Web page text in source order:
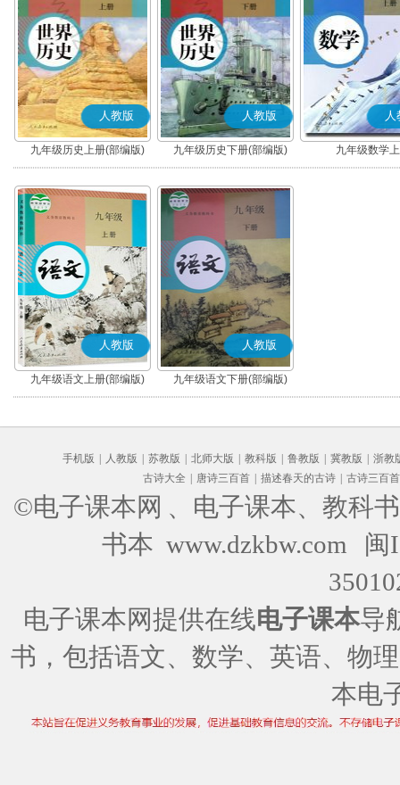
人教版
九年级历史上册(部编版)
人教版
九年级历史下册(部编版)
人
九年级数学
人教版
九年级语文上册(部编版)
人教版
九年级语文下册(部编版)
手机版 人教版 苏教版 北师大版 教科版 鲁教版 冀教版
浙教
古诗大全
唐诗三百首 描述春天的古诗 古诗三百首
©电子课本网 、电子课本、教科
书本 www.dzkbw.com
闽
电子课本网提供在线电子课本导
书，包括语文、数学、英语、物
本电